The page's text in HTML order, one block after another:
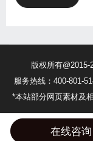
版权所有
服务热线：400-801-
*本站部分网页素材及
苏ICP备
在线咨询